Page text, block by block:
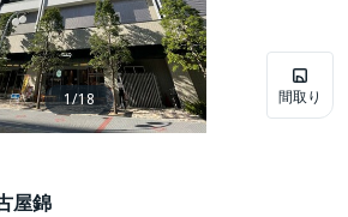
間取り
1/18
屋錦